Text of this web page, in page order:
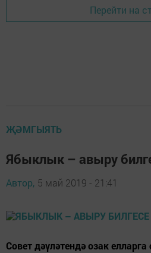
Перейти на
ҖӘМГЫЯТЬ
Ябыклык – авыру
Автор, 5 май 2019 - 21:41
Совет дәүләтендә озак